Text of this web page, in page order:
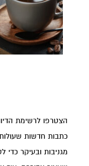
הצטרפו לרשימת
כתבות חדשות
מגניבות ובעיקר